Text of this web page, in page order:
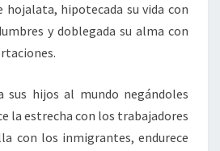
hojalata, hipotecada su vida con
y doblegada su alma con
sus hijos al mundo negándoles
la estrecha con los trabajadores
con los inmigrantes, endurece